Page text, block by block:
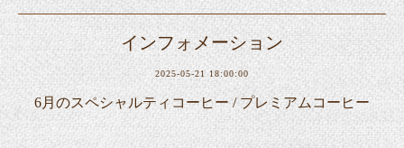
インフォメーション
2025-05-21 18:00:00
6月のスペシャルティコーヒー / プレミアムコーヒー